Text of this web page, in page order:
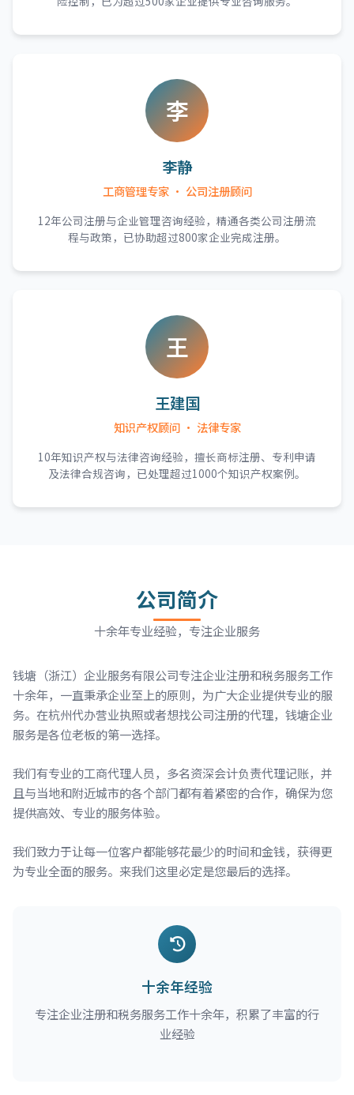
李
李静
工商管理专家 · 公司注册顾问
12年公司注册与企业管理咨询经验，精通各类公司注册流
程与政策，已协助超过800家企业完成注册。
王
王建国
知识产权顾问 · 法律专家
10年知识产权与法律咨询经验，擅长商标注册、专利申请
及法律合规咨询，已处理超过1000个知识产权案例。
公司简介
十余年专业经验，专注企业服务
钱塘（浙江）企业服务有限公司专注企业注册和税务服务工作
十余年，一直秉承企业至上的原则，为广大企业提供专业的服
务。在杭州代办营业执照或者想找公司注册的代理，钱塘企业
服务是各位老板的第一选择。
我们有专业的工商代理人员，多名资深会计负责代理记账，并
且与当地和附近城市的各个部门都有着紧密的合作，确保为您
提供高效、专业的服务体验。
我们致力于让每一位客户都能够花最少的时间和金钱，获得更
为专业全面的服务。来我们这里必定是您最后的选择。
十余年经验
专注企业注册和税务服务工作十余年，积累了丰富的行
业经验